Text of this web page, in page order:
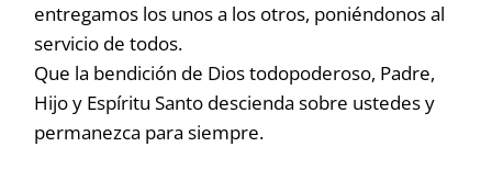
entregamos los unos a los otros, poniéndonos al
servicio de todos.
Que la bendición de Dios todopoderoso, Padre,
Hijo y Espíritu Santo descienda sobre ustedes y
permanezca para siempre.